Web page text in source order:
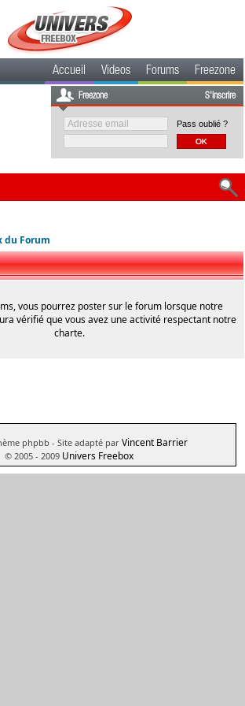
Accueil Videos Forums Freezone
Freezone S'inscrire
Pass oublié ?
du Forum
vous pourrez poster sur le forum lorsque notre
vérifié que vous avez une activité respectant notre
charte.
phpbb - Site adapté par Vincent Barrier
© 2005 - 2009 Univers Freebox